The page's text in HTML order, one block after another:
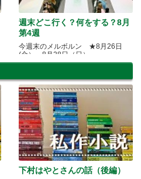
週末どこ行く？何をする？8月
第4週
今週末のメルボルン ★8月26日
(金）～8月28日（日）
下村はやとさんの話（後編）